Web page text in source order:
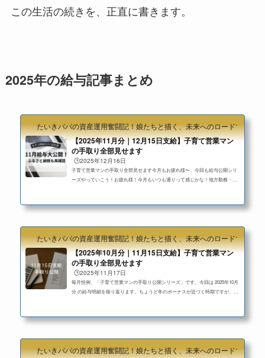
この生活の続きを、正直に書きます。
2025年の給与記事まとめ
たいきパパの資産運用奮闘記！娘たちと描く、未来へのロードマップ
【2025年11月分｜12月15日支給】子育て営業マン
の手取り全部見せます
🕒️2025年12月16日
子育て営業マンの手取り全部見せます今月もお疲れ様〜、今回も給与公開シリ
ーズやっていこう！お疲れ様！今月もいつも通りって感じかな！地方勤務・子
けて稼働が落ち着き、残業控えめの月でした。今月のまとめ（結論）残業も少
除：8万円台半ば残業：約5時間※先月は残業10時間台。今月は半分程度に減
り、手取...
たいきパパの資産運用奮闘記！娘たちと描く、未来へのロードマップ
【2025年10月分｜11月15日支給】子育て営業マン
の手取り全部見せます
🕒️2025年11月17日
毎月恒例、「子育て営業マンの手取り公開シリーズ」です。今回は 2025年10月
分 の給与明細を振り返ります。ちょうど冬のボーナスが近づく時期ですが、ま
万円台後半今月のトピック：組合費が元の額に戻ったパッと見は「いつもの
額基本給（能力給＋範囲給）：20万円台前半残業代：2万円前後子ども手当：2
5,000円...
たいきパパの資産運用奮闘記！娘たちと描く、未来へのロードマップ